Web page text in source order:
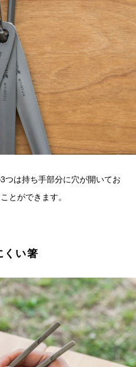
つは持ち手部分に穴が開いてお
とができます。
くい箸